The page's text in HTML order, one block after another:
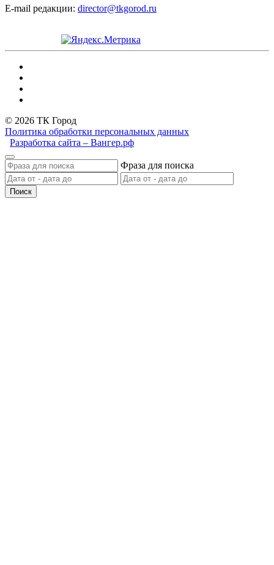
E-mail редакции: director@tkgorod.ru
© 2026 ТК Город
Политика обработки персональных данных
Разработка сайта – Вангер.рф
Фраза для поиска
Поиск